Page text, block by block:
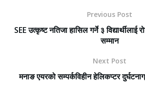
Previous Post
SEE उत्कृष्ट नतिजा हासिल गर्ने ३
सम्मान
Next Post
मनाङ एयरको सम्पर्कविहीन हेलिकप्टर